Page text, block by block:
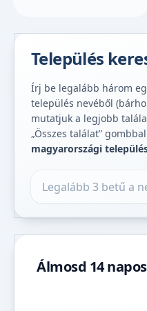
Település
Írj be legalább három
település nevéből
mutatjuk a legjobb
„Összes találat”
magyarországi
Álmosd 14